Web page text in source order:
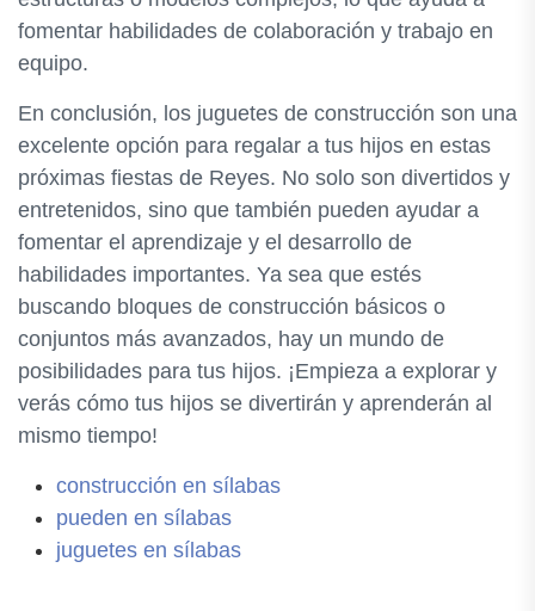
fomentar habilidades de colaboración y trabajo en
equipo.
En conclusión, los juguetes de construcción son una
excelente opción para regalar a tus hijos en estas
próximas fiestas de Reyes. No solo son divertidos y
entretenidos, sino que también pueden ayudar a
fomentar el aprendizaje y el desarrollo de
habilidades importantes. Ya sea que estés
buscando bloques de construcción básicos o
conjuntos más avanzados, hay un mundo de
posibilidades para tus hijos. ¡Empieza a explorar y
verás cómo tus hijos se divertirán y aprenderán al
mismo tiempo!
construcción en sílabas
pueden en sílabas
juguetes en sílabas